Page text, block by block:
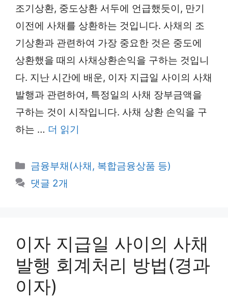
조기상환, 중도상환 서두에 언급했듯이, 만기
이전에 사채를 상환하는 것입니다. 사채의 조
기상환과 관련하여 가장 중요한 것은 중도에
상환했을 때의 사채상환손익을 구하는 것입니
다. 지난 시간에 배운, 이자 지급일 사이의 사채
발행과 관련하여, 특정일의 사채 장부금액을
구하는 것이 시작입니다. 사채 상환 손익을 구
하는 … 더 읽기
카
테
고
금융부채(사채, 복합금융상품 등)
댓글 2개
이자 지급일 사이의 사채
발행 회계처리 방법(경과
이자)